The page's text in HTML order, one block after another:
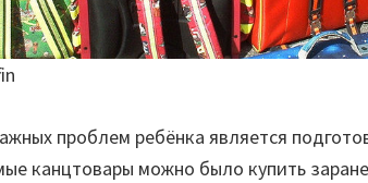
проблем ребёнка является
канцтовары можно было купить